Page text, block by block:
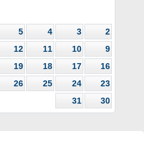
2
3
4
5
9
10
11
12
16
17
18
19
23
24
25
26
30
31